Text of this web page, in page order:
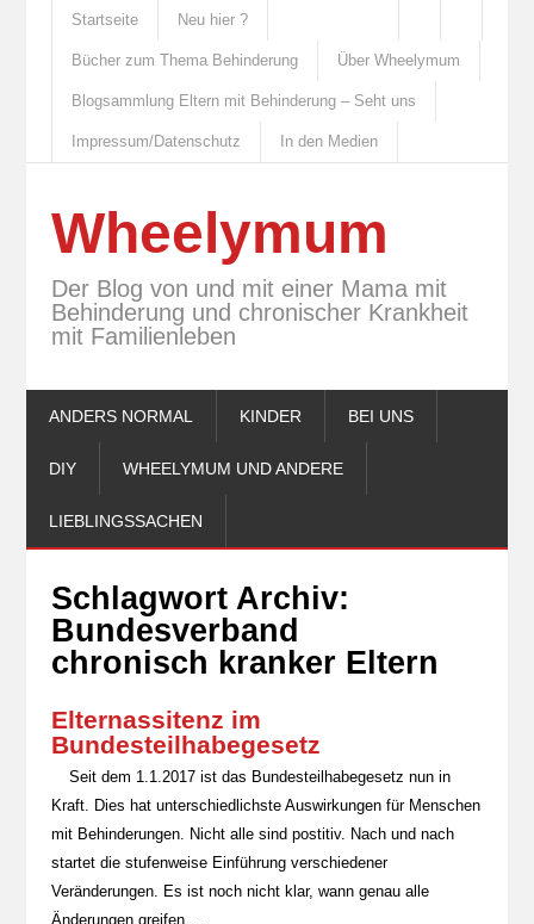
Startseite Neu hier ?
Bücher zum Thema Behinderung Über Wheelymum
Blogsammlung Eltern mit Behinderung – Seht uns
Impressum/Datenschutz In den Medien
Wheelymum
Der Blog von und mit einer Mama mit
Behinderung und chronischer Krankheit
mit Familienleben
ANDERS NORMAL KINDER BEI UNS
DIY WHEELYMUM UND ANDERE
LIEBLINGSSACHEN
Schlagwort Archiv:
Bundesverband
chronisch kranker Eltern
Elternassitenz im
Bundesteilhabegesetz
Seit dem 1.1.2017 ist das Bundesteilhabegesetz nun in
Kraft. Dies hat unterschiedlichste Auswirkungen für Menschen
mit Behinderungen. Nicht alle sind postitiv. Nach und nach
startet die stufenweise Einführung verschiedener
Veränderungen. Es ist noch nicht klar, wann genau alle
Änderungen greifen….